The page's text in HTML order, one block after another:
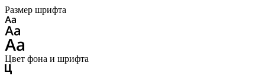
Размер шрифта
Цвет фона и шрифта